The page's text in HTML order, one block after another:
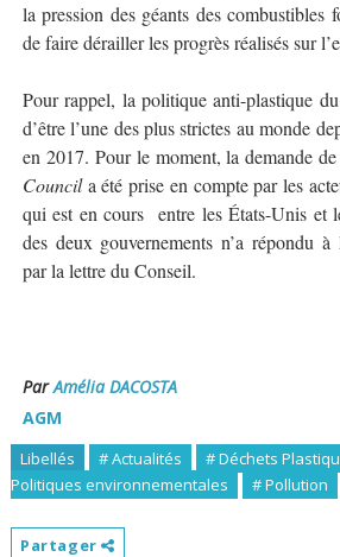
la pression des géants des combustibles
de faire dérailler les progrès réalisés sur
Pour rappel, la politique anti-plastique
d’être l’une des plus strictes au monde
en 2017. Pour le moment, la demande de
Councila été prise en compte par les
qui est en cours entre les États-Unis et
des deux gouvernements n’a répondu
par la lettre du Conseil.
ParAmélia DACOSTA
AGM
Libellés # Actualités # Déchets
Politiques environnementales
# Pollution
Partager